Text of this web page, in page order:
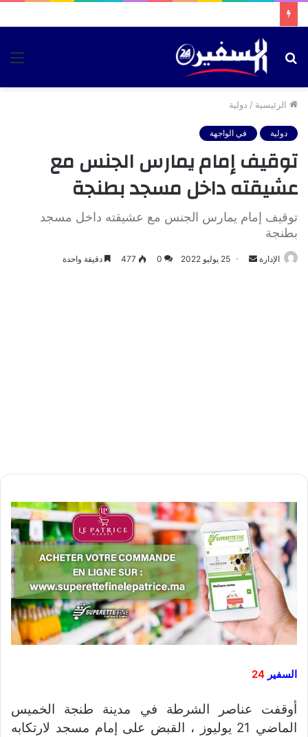
بحث
الرئيسية / دولية
دولية في الواجهة
توقيف إمام يمارس الجنس مع
عشيقته داخل مسجد بطنجة
توقيف إمام يمارس الجنس مع عشيقته داخل مسجد
بطنجة
الإدارة
أرسل 25 يوليو 2022 0
477 دقيقة واحدة
السفير 24
أوقفت عناصر الشرطة في مدينة طنجة الخميس
الماضي 21 يوليوز ، القبض على إمام مسجد لارتكابه